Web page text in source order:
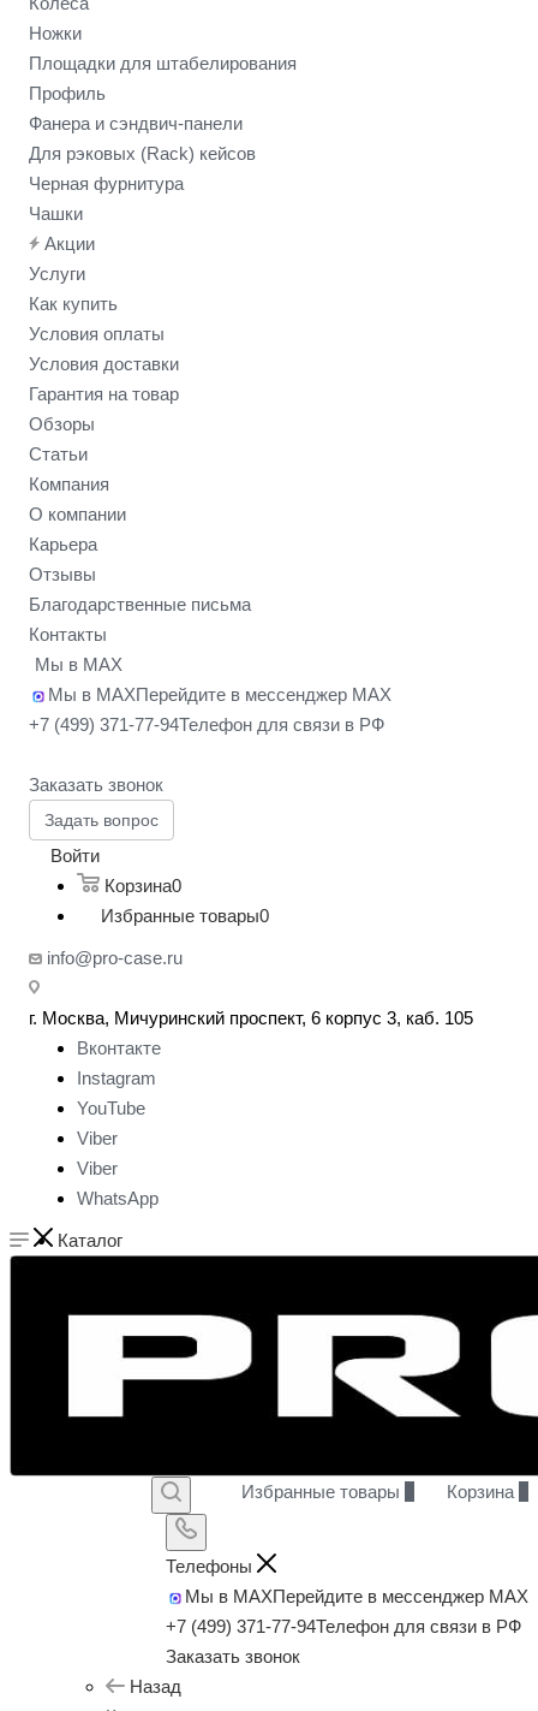
Ножки
Площадки для штабелирования
Профиль
Фанера и сэндвич-панели
Для рэковых (Rack) кейсов
Черная фурнитура
Чашки
Акции
Услуги
Как купить
Условия оплаты
Условия доставки
Гарантия на товар
Обзоры
Статьи
Компания
О компании
Карьера
Отзывы
Благодарственные письма
Контакты
Мы в MAX
Мы в MAXПерейдите в мессенджер MAX
+7 (499) 371-77-94Телефон для связи в РФ
Заказать звонок
Задать вопрос
Войти
Корзина0
Избранные товары0
info@pro-case.ru
г. Москва, Мичуринский проспект, 6 корпус 3, каб. 105
Вконтакте
Instagram
YouTube
Viber
Viber
WhatsApp
Избранные товары Корзина
Телефоны
Мы в MAXПерейдите в мессенджер MAX
+7 (499) 371-77-94Телефон для связи в РФ
Заказать звонок
Каталог
Назад